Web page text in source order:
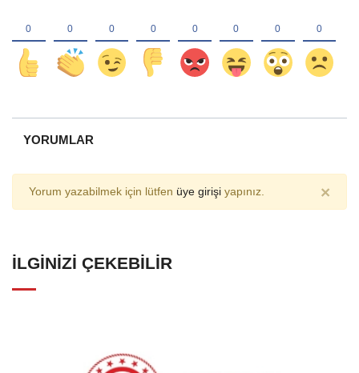
YORUMLAR
Yorum yazabilmek için lütfen üye girişi yapınız. ×
İLGINIZI ÇEKEBILIR